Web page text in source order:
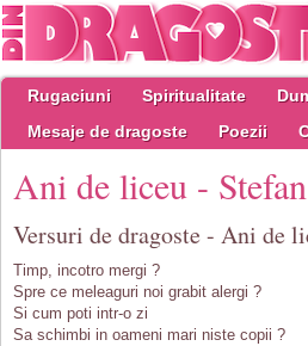
Rugaciuni Spiritualitate
Mesaje de dragoste
Poezii
Ani de liceu -
Versuri de dragoste - Ani de
Timp, incotro mergi ?
Spre ce meleaguri noi grabit alergi ?
Si cum poti intr-o zi
Sa schimbi in oameni mari niste copii ?